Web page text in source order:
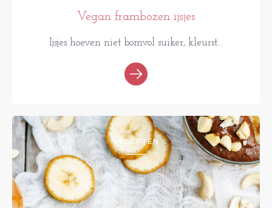
Vegan frambozen ijsjes
Ijsjes hoeven niet bomvol suiker, kleurst...
RECEPTEN